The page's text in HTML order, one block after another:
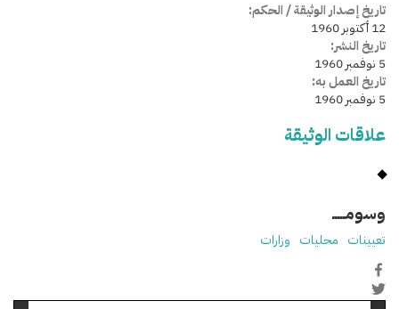
تاريخ إصدار الوثيقة / الحكم:
12 أكتوبر 1960
تاريخ النشر:
5 نوفمبر 1960
تاريخ العمل به:
5 نوفمبر 1960
علاقات الوثيقة
وسومـــــ
تعيينات محليات وزارات